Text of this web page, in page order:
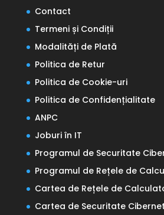
Contact
Termeni și Condiții
Modalități de Plată
Politica de Retur
Politica de Cookie-uri
Politica de Confidențialitate
ANPC
Joburi în IT
Programul de Securitate
Programul de Rețele de
Cartea de Rețele de
Cartea de Securitate